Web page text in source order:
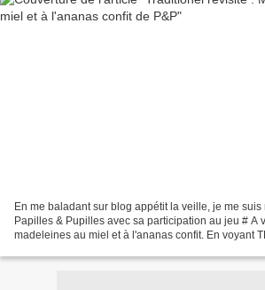
En me baladant sur blog appétit la veille, je me
Papilles & Pupilles avec sa participation au jeu # A
madeleines au miel et à l'ananas confit. En voyant